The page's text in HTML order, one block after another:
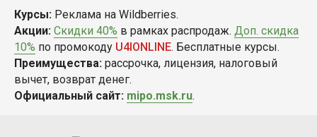
Курсы: Реклама на Wildberries.
Акции: Скидки 40% в рамках распродаж. Доп. скидка
10% по промокоду U4IONLINE. Бесплатные курсы.
Преимущества: рассрочка, лицензия, налоговый
вычет, возврат денег.
Официальный сайт: mipo.msk.ru.